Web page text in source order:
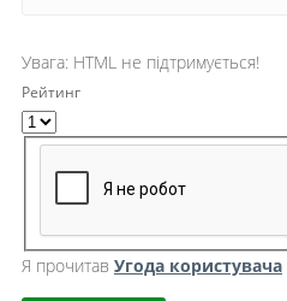
Увага: HTML не підтримується!
Рейтинг
Я прочитав Угода користувача